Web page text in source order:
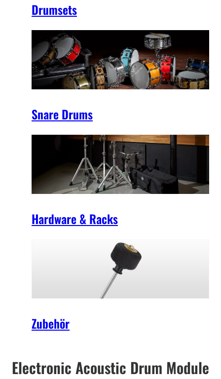
Drumsets
Snare Drums
Hardware & Racks
Zubehör
Electronic Acoustic Drum Module